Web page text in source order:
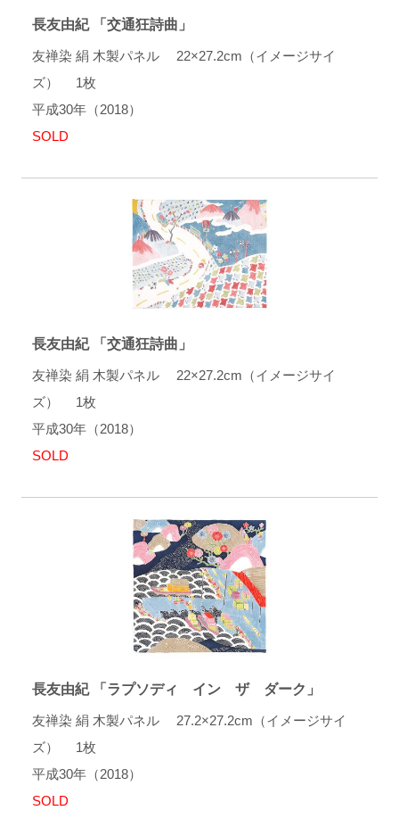
長友由紀 「交通狂詩曲」
友禅染 絹 木製パネル 22×27.2cm（イメージサイ
ズ） 1枚
平成30年（2018）
SOLD
長友由紀 「交通狂詩曲」
友禅染 絹 木製パネル 22×27.2cm（イメージサイ
ズ） 1枚
平成30年（2018）
SOLD
長友由紀 「ラプソディ イン ザ ダーク」
友禅染 絹 木製パネル 27.2×27.2cm（イメージサイ
ズ） 1枚
平成30年（2018）
SOLD